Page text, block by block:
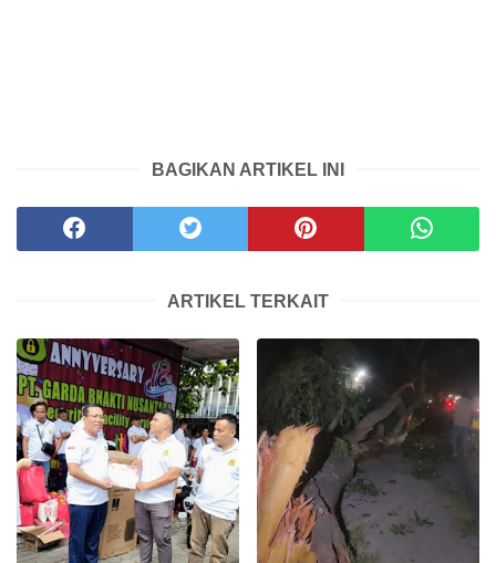
BAGIKAN ARTIKEL INI
ARTIKEL TERKAIT